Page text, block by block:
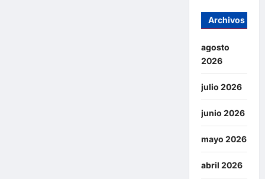
Archivos
agosto
2026
julio 2026
junio 2026
mayo 2026
abril 2026